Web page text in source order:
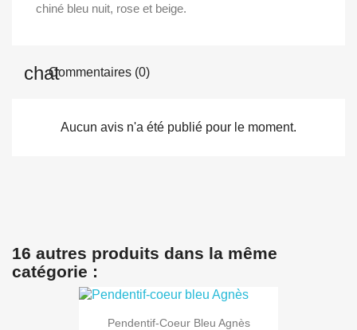
chiné bleu nuit, rose et beige.
Commentaires (0)
Aucun avis n'a été publié pour le moment.
16 autres produits dans la même
catégorie :
Pendentif-Coeur Bleu Agnès